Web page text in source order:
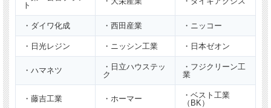
呼び径 φ450
実寸
直径497mm（±1.5mm）
※必ず実寸をご確認ください。
ト
・ダイワ化成 ・西田産業 ・ニッコー
・日光レジン ・ニッシン工業 ・日本ゼオン
・ハマネツ
・日立ハウステッ
ク
・フジクリーン工
業
・藤吉工業 ・ホーマー
・ベスト工業
（BK）